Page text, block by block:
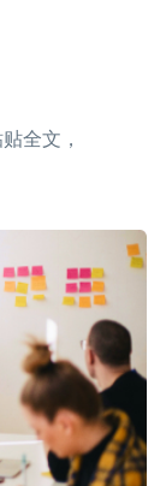
全文，